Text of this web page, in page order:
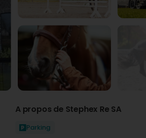
A propos de Stephex Re SA
Parking